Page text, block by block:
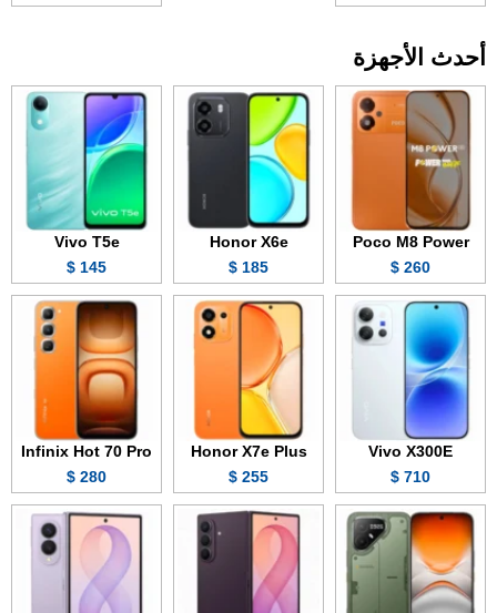
أحدث الأجهزة
Poco M8 Power
260 $
Honor X6e
185 $
Vivo T5e
145 $
Vivo X300E
710 $
Honor X7e Plus
255 $
Infinix Hot 70 Pro
280 $